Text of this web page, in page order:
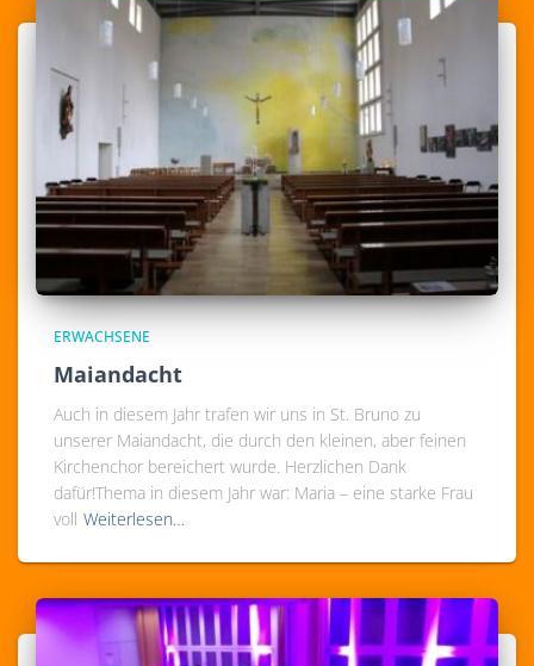
ERWACHSENE
Maiandacht
Auch in diesem Jahr trafen wir uns in St. Bruno zu
unserer Maiandacht, die durch den kleinen, aber feinen
Kirchenchor bereichert wurde. Herzlichen Dank
dafür!Thema in diesem Jahr war: Maria – eine starke Frau
voll Weiterlesen…